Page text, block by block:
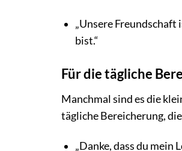
„Unsere Freundschaft
bist.“
Für die tägliche
Manchmal sind es die
tägliche Bereicherung,
„Danke, dass du